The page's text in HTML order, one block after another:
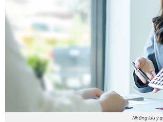
Những lưu ý